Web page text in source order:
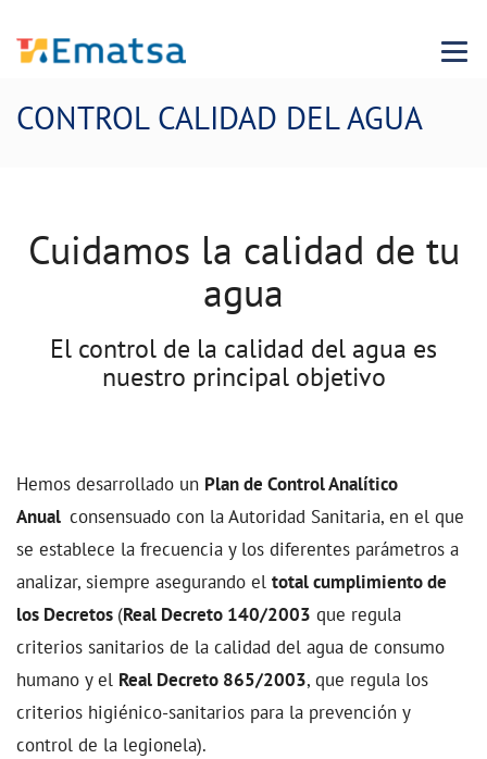
Menu
CONTROL CALIDAD DEL AGUA
Cuidamos la calidad de tu
agua
El control de la calidad del agua es
nuestro principal objetivo
Hemos desarrollado un Plan de Control Analítico
Anual consensuado con la Autoridad Sanitaria, en el que
se establece la frecuencia y los diferentes parámetros a
analizar, siempre asegurando el total cumplimiento de
los Decretos (Real Decreto 140/2003 que regula
criterios sanitarios de la calidad del agua de consumo
humano y el Real Decreto 865/2003, que regula los
criterios higiénico-sanitarios para la prevención y
control de la legionela).